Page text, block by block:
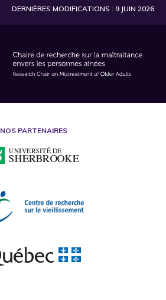
DERNIÈRES MODIFICATIONS : 9 JUIN 2026
NOS PARTENAIRES